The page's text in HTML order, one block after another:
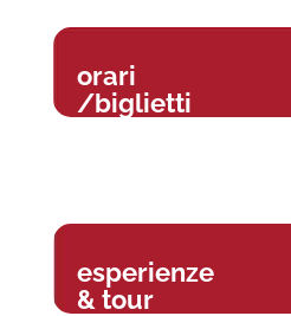
orari
/biglietti
esperienze
& tour